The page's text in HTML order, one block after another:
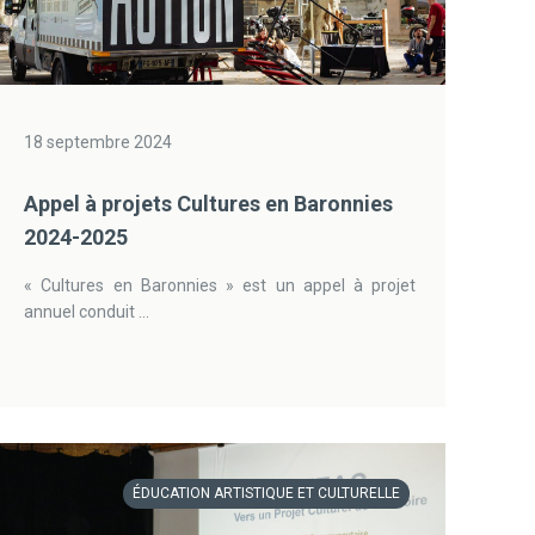
18 septembre 2024
Appel à projets Cultures en Baronnies
2024-2025
« Cultures en Baronnies » est un appel à projet
annuel conduit ...
ÉDUCATION ARTISTIQUE ET CULTURELLE